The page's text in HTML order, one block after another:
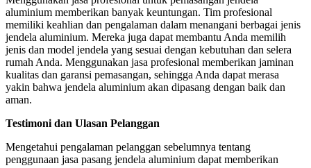
aluminium memberikan banyak keuntungan. Tim profesional
memiliki keahlian dan pengalaman dalam menangani berbagai jenis
jendela aluminium. Mereka juga dapat membantu Anda memilih
jenis dan model jendela yang sesuai dengan kebutuhan dan selera
rumah Anda. Menggunakan jasa profesional memberikan jaminan
kualitas dan garansi pemasangan, sehingga Anda dapat merasa
yakin bahwa jendela aluminium akan dipasang dengan baik dan
aman.
Testimoni dan Ulasan Pelanggan
Mengetahui pengalaman pelanggan sebelumnya tentang
penggunaan jasa pasang jendela aluminium dapat memberikan